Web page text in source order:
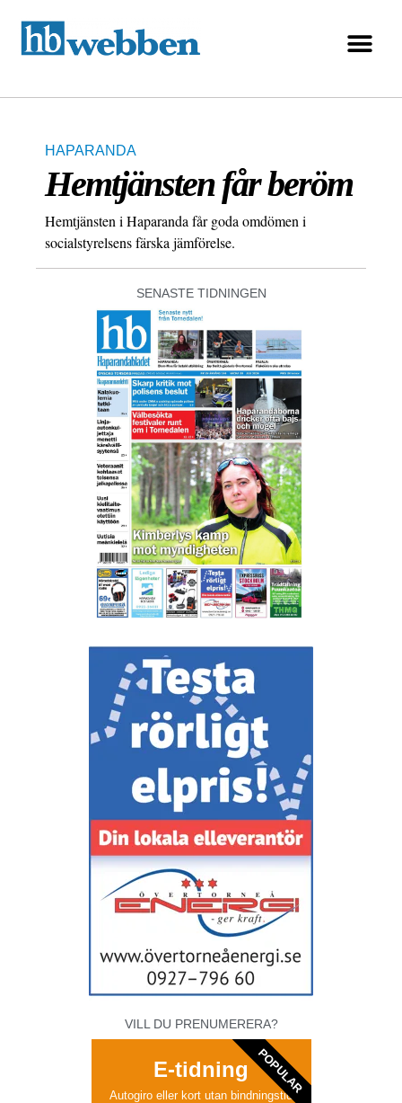
HAPARANDA
Hemtjänsten får beröm
Hemtjänsten i Haparanda får goda omdömen i
socialstyrelsens färska jämförelse.
SENASTE TIDNINGEN
VILL DU PRENUMERERA?
E-tidning
Autogiro eller kort utan bindningstid
POPULAR